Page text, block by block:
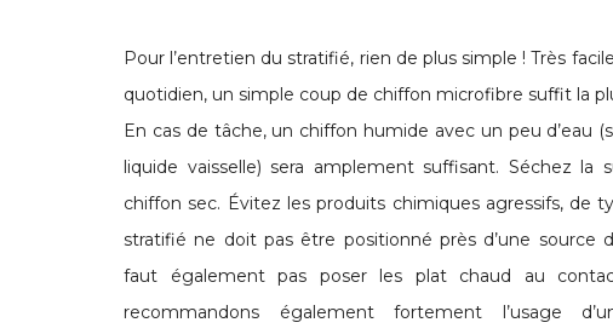
Pour l’entretien du stratifié, rien de plus simple ! Très
quotidien, un simple coup de chiffon microfibre suffit la
En cas de tâche, un chiffon humide avec un peu d’eau
liquide vaisselle) sera amplement suffisant. Séchez la
chiffon sec. Évitez les produits chimiques agressifs, de
stratifié ne doit pas être positionné près d’une source
faut également pas poser les plat chaud au
recommandons également fortement l’usage